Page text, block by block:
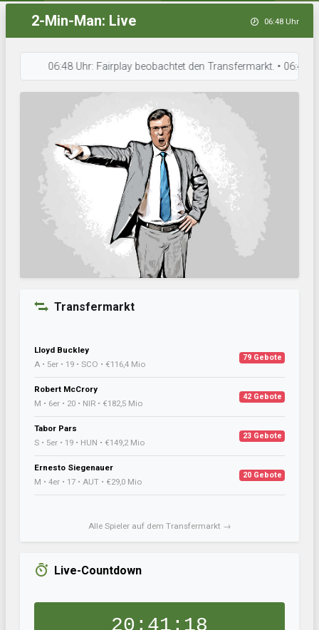
2-Min-Man: Live 06:48 Uhr
06:48 Uhr: Fairplay beobachtet den Transfermarkt. • 06:48
Transfermarkt
Lloyd Buckley
A • 5er • 19 • SCO • €116,4 Mio
79 Gebote
Robert McCrory
M • 6er • 20 • NIR • €182,5 Mio
42 Gebote
Tabor Pars
S • 5er • 19 • HUN • €149,2 Mio
23 Gebote
Ernesto Siegenauer
M • 4er • 17 • AUT • €29,0 Mio
20 Gebote
Alle Spieler auf dem Transfermarkt →
Live-Countdown
20:41:17